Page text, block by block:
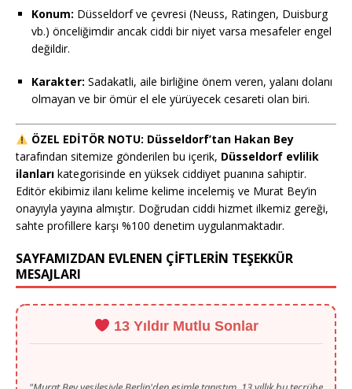
Konum: Düsseldorf ve çevresi (Neuss, Ratingen, Duisburg
vb.) önceliğimdir ancak ciddi bir niyet varsa mesafeler engel
değildir.
Karakter: Sadakatli, aile birliğine önem veren, yalanı dolanı
olmayan ve bir ömür el ele yürüyecek cesareti olan biri.
ÖZEL EDİTÖR NOTU: Düsseldorf’tan Hakan Bey
tarafından sitemize gönderilen bu içerik, Düsseldorf evlilik
ilanları kategorisinde en yüksek ciddiyet puanına sahiptir.
Editör ekibimiz ilanı kelime kelime incelemiş ve Murat Bey’in
onayıyla yayına almıştır. Doğrudan ciddi hizmet ilkemiz gereği,
sahte profillere karşı %100 denetim uygulanmaktadır.
SAYFAMIZDAN EVLENEN ÇİFTLERİN TEŞEKKÜR
MESAJLARI
13 Yıldır Mutlu Sonlar
"Murat Bey vesilesiyle Berlin'den eşimle tanıştım, 13 yıllık bu tecrübe